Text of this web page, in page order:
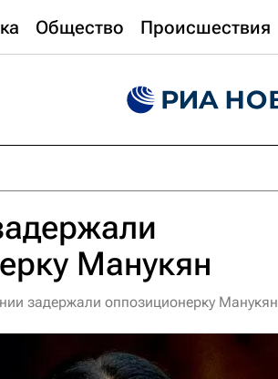
Общество Происшествия
Манукян
задержали оппозиционерку Манукян